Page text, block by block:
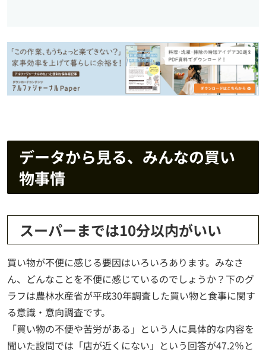
データから見る、みんなの買い
物事情
スーパーまでは10分以内がいい
買い物が不便に感じる要因はいろいろあります。みなさ
ん、どんなことを不便に感じているのでしょうか？下のグ
ラフは農林水産省が平成30年調査した買い物と食事に関す
る意識・意向調査です。
「買い物の不便や苦労がある」という人に具体的な内容を
聞いた設問では「店が近くにない」という回答が47.2％と